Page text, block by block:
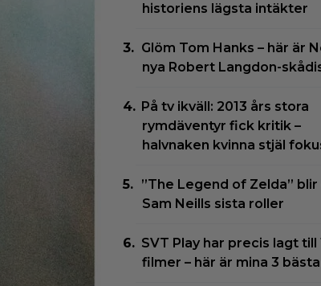
historiens lägsta intäkter
Glöm Tom Hanks – här är
nya Robert Langdon-
På tv ikväll: 2013 års stora
rymdäventyr fick kritik –
halvnaken kvinna stjäl
”The Legend of Zelda” blir
Sam Neills sista roller
SVT Play har precis lagt till
filmer – här är mina 3